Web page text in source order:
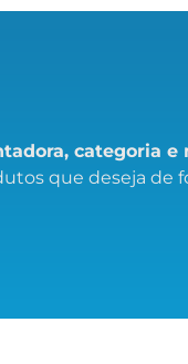
categoria e
que deseja de